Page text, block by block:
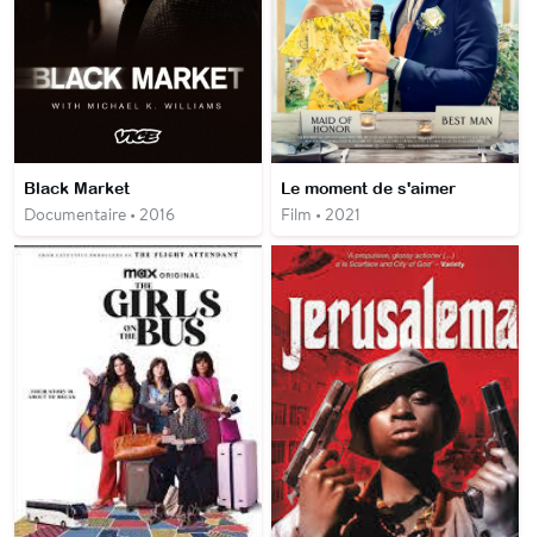
Black Market
Documentaire • 2016
Le moment de s'aimer
Film • 2021